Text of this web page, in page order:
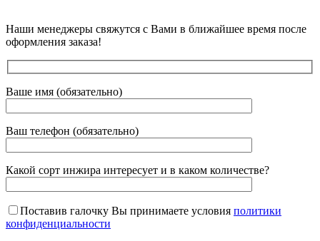
Наши менеджеры свяжутся с Вами в ближайшее время после
оформления заказа!
Ваше имя (обязательно)
Ваш телефон (обязательно)
Какой сорт инжира интересует и в каком количестве?
Поставив галочку Вы принимаете условия политики
конфиденциальности